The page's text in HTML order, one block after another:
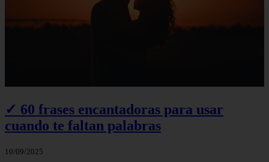
✓ 60 frases encantadoras para usar
cuando te faltan palabras
10/09/2025